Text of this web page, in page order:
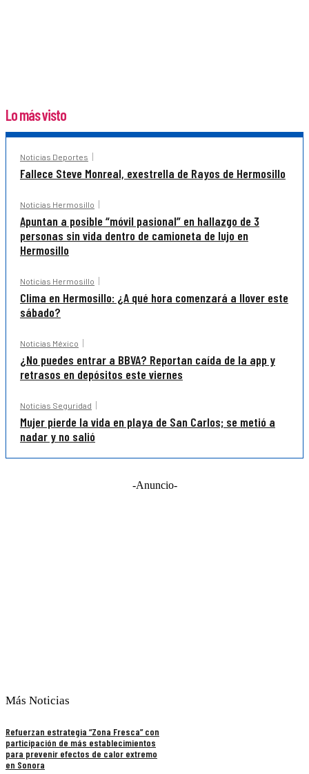
Lo más visto
Noticias Deportes
Fallece Steve Monreal, exestrella de Rayos de Hermosillo
Noticias Hermosillo
Apuntan a posible “móvil pasional” en hallazgo de 3
personas sin vida dentro de camioneta de lujo en
Hermosillo
Noticias Hermosillo
Clima en Hermosillo: ¿A qué hora comenzará a llover este
sábado?
Noticias México
¿No puedes entrar a BBVA? Reportan caída de la app y
retrasos en depósitos este viernes
Noticias Seguridad
Mujer pierde la vida en playa de San Carlos; se metió a
nadar y no salió
-Anuncio-
Más Noticias
Refuerzan estrategia “Zona Fresca” con
participación de más establecimientos
para prevenir efectos de calor extremo
en Sonora